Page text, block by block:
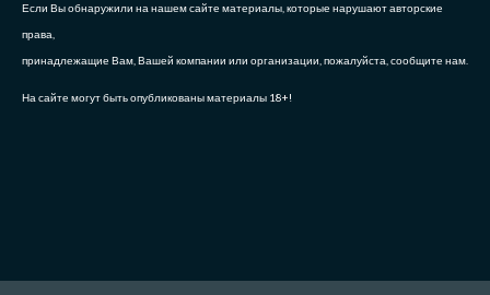
Если Вы обнаружили на нашем сайте материалы, которые нарушают авторские
права,
принадлежащие Вам, Вашей компании или организации, пожалуйста, сообщите нам.
На сайте могут быть опубликованы материалы 18+!